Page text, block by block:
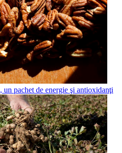
un pachet de energie şi antioxidanţi